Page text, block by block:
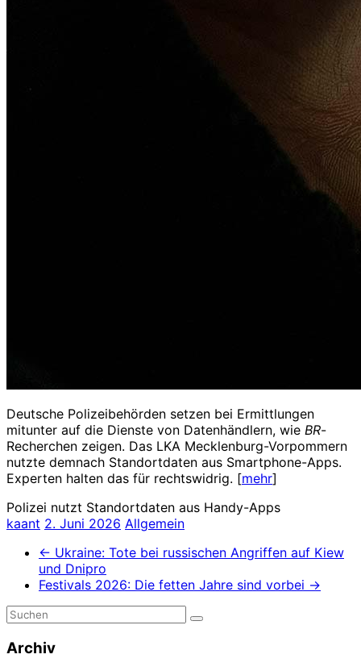
Deutsche Polizeibehörden setzen bei Ermittlungen
mitunter auf die Dienste von Datenhändlern, wie BR-
Recherchen zeigen. Das LKA Mecklenburg-Vorpommern
nutzte demnach Standortdaten aus Smartphone-Apps.
Experten halten das für rechtswidrig. [mehr]
Polizei nutzt Standortdaten aus Handy-Apps
kaant 2. Juni 2026 Allgemein
← Ukraine: Tote bei russischen Angriffen auf Kiew
und Dnipro
Festivals 2026: Die fetten Jahre sind vorbei →
Archiv